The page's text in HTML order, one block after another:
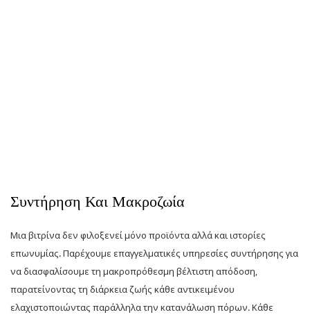
Συντήρηση Και Μακροζωία
Μια βιτρίνα δεν φιλοξενεί μόνο προϊόντα αλλά και ιστορίες
επωνυμίας. Παρέχουμε επαγγελματικές υπηρεσίες συντήρησης για
να διασφαλίσουμε τη μακροπρόθεσμη βέλτιστη απόδοση,
παρατείνοντας τη διάρκεια ζωής κάθε αντικειμένου
ελαχιστοποιώντας παράλληλα την κατανάλωση πόρων. Κάθε